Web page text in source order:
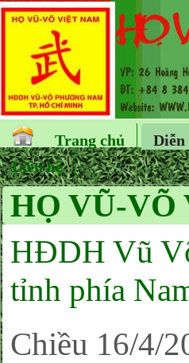
Trang chủ Diễn
Liên hệ
HỌ VŨ-
HĐDH Vũ
tỉnh phía
Chiều 16/4/